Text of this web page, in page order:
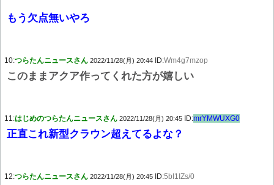
もう欠点無いやろ
10:つらたんニュースさん 2022/11/28(月) 20:44 ID:Wm4g7mzop
このままアクア作ってくれた方が嬉しい
11:はじめのつらたんニュースさん 2022/11/28(月) 20:45 ID:mrYMWUXG0
正直これ新型クラウン超えてるよな？
12:つらたんニュースさん 2022/11/28(月) 20:45 ID:5bI1IZs/0